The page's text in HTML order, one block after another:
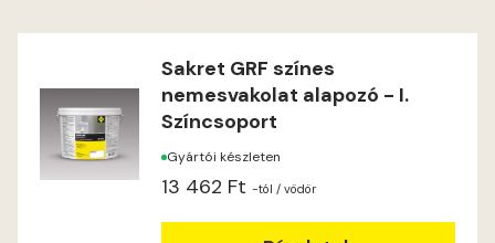
Sakret GRF színes
nemesvakolat alapozó - I.
Színcsoport
Gyártói készleten
13 462 Ft -tól / vödör